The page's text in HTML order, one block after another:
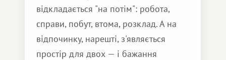
відкладається "на потім": робота,
справи, побут, втома, розклад. А на
відпочинку, нарешті, з'являється
простір для двох — і бажання